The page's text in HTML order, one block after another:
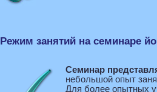
Режим занятий на семинаре
Семинар
небольшой опыт
Для более опытных